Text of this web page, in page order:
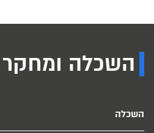
כוללים: היבטי מגדר בארגונים
פסיכולוגיה/סוציולוגיה צבאית,
אצל אנשים וארגונים, אשר עוסק
ואושר מתוך העצמה וטיפוח של
השכלה ומחקר
השכלה